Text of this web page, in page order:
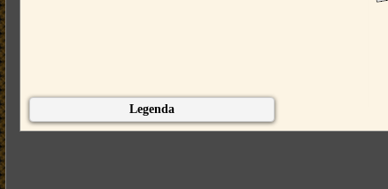
Legenda